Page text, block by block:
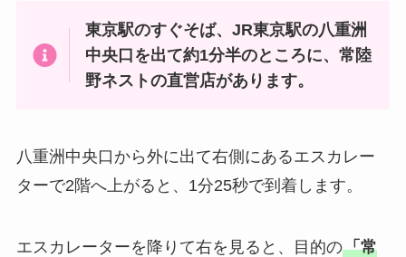
東京駅のすぐそば、JR東京駅の八重洲
中央口を出て約1分半のところに、常陸
野ネストの直営店があります。
八重洲中央口から外に出て右側にあるエスカレー
ターで2階へ上がると、1分25秒で到着します。
エスカレーターを降りて右を見ると、目的の「常